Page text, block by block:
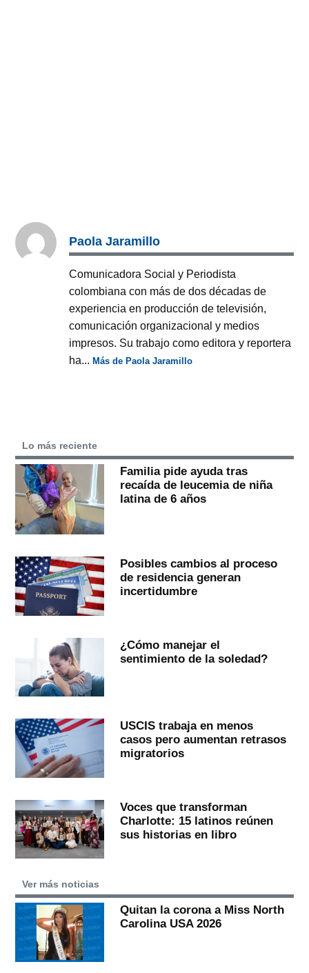
Paola Jaramillo
Comunicadora Social y Periodista
colombiana con más de dos décadas de
experiencia en producción de televisión,
comunicación organizacional y medios
impresos. Su trabajo como editora y reportera
ha...Más de Paola Jaramillo
Lo más reciente
Familia pide ayuda tras
recaída de leucemia de niña
latina de 6 años
Posibles cambios al proceso
de residencia generan
incertidumbre
¿Cómo manejar el
sentimiento de la soledad?
USCIS trabaja en menos
casos pero aumentan retrasos
migratorios
Voces que transforman
Charlotte: 15 latinos reúnen
sus historias en libro
Ver más noticias
Quitan la corona a Miss North
Carolina USA 2026